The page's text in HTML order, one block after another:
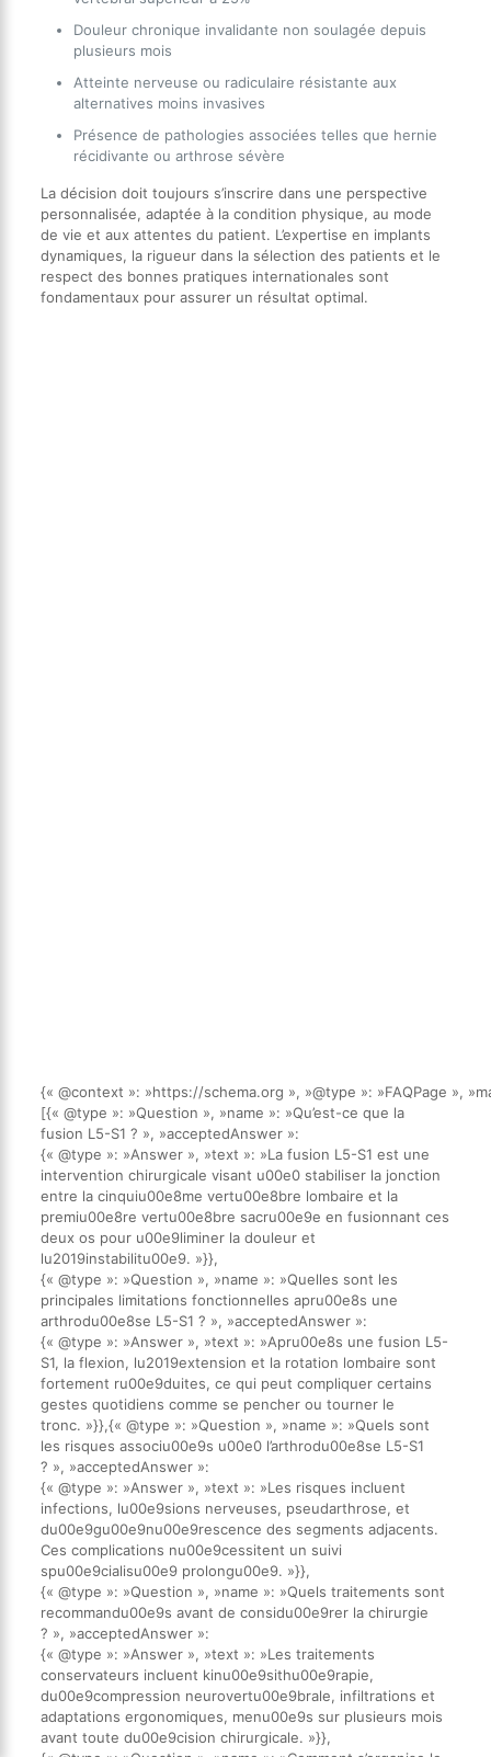
Douleur chronique invalidante non soulagée depuis
plusieurs mois
Atteinte nerveuse ou radiculaire résistante aux
alternatives moins invasives
Présence de pathologies associées telles que hernie
récidivante ou arthrose sévère
La décision doit toujours s’inscrire dans une perspective
personnalisée, adaptée à la condition physique, au mode
de vie et aux attentes du patient. L’expertise en implants
dynamiques, la rigueur dans la sélection des patients et le
respect des bonnes pratiques internationales sont
fondamentaux pour assurer un résultat optimal.
{« @context »: »https://schema.org », »@type »: »FAQPage »,
[{« @type »: »Question », »name »: »Qu’est-ce que la
fusion L5-S1 ? », »acceptedAnswer »:
{« @type »: »Answer », »text »: »La fusion L5-S1 est une
intervention chirurgicale visant u00e0 stabiliser la jonction
entre la cinquiu00e8me vertu00e8bre lombaire et la
premiu00e8re vertu00e8bre sacru00e9e en fusionnant ces
deux os pour u00e9liminer la douleur et
lu2019instabilitu00e9. »}},
{« @type »: »Question », »name »: »Quelles sont les
principales limitations fonctionnelles apru00e8s une
arthrodu00e8se L5-S1 ? », »acceptedAnswer »:
{« @type »: »Answer », »text »: »Apru00e8s une fusion L5-
S1, la flexion, lu2019extension et la rotation lombaire sont
fortement ru00e9duites, ce qui peut compliquer certains
gestes quotidiens comme se pencher ou tourner le
tronc. »}},{« @type »: »Question », »name »: »Quels sont
les risques associu00e9s u00e0 l’arthrodu00e8se L5-S1
? », »acceptedAnswer »:
{« @type »: »Answer », »text »: »Les risques incluent
infections, lu00e9sions nerveuses, pseudarthrose, et
du00e9gu00e9nu00e9rescence des segments adjacents.
Ces complications nu00e9cessitent un suivi
spu00e9cialisu00e9 prolongu00e9. »}},
{« @type »: »Question », »name »: »Quels traitements sont
recommandu00e9s avant de considu00e9rer la chirurgie
? », »acceptedAnswer »:
{« @type »: »Answer », »text »: »Les traitements
conservateurs incluent kinu00e9sithu00e9rapie,
du00e9compression neurovertu00e9brale, infiltrations et
adaptations ergonomiques, menu00e9s sur plusieurs mois
avant toute du00e9cision chirurgicale. »}},